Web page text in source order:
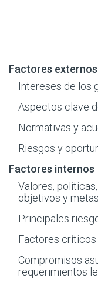
Factores externos
Intereses de los
Aspectos clave
Normativas y
Riesgos y
Factores internos
Valores,
objetivos y metas.
Principales
Factores críticos
Compromisos
requerimientos